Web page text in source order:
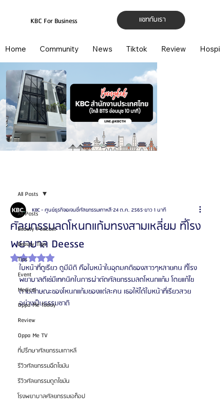
แชทกับเรา
KBC For Business
Home Community News Tiktok Review
All Posts
Beauty Podcast
Beauty Tips
Tips
Event
Medical
Oppa Me Today
Review
Oppa Me TV
ที่ปรึกษาศัลยกรรมเกาหลี
รีวิวศัลยกรรมฉีดไขมัน
รีวิวศัลยกรรมดูดไขมัน
โรงพยาบาลศัลยกรรมเอท็อป
All Posts
ศัลยกรรมลดโหนกแก้มทรงสามเหลี่ยม ที่โรง
พยาบาล Deesse
KBC - ศูนย์ธุรกิจเอเจนซี่ศัลยกรรมเกาหลี24 ต.ค. 2565 ยาว 1 นาที
ได้รับ NaN เต็ม 5 ดาว
ใบหน้าที่ดูเรียว ดูมีมิติ คือใบหน้าในอุดมคติของสาวๆหลายคน ที่โรง
พยาบาลดีเซ่มีเทคนิคในการผ่าตัดศัลยกรรมลดโหนกแก้ม โดยแก้ไข
ตามลักษณะของโหนกแก้มของแต่ละคน เธอให้ได้ใบหน้าที่เรียวสวย
อย่างเป็นธรรมชาติ